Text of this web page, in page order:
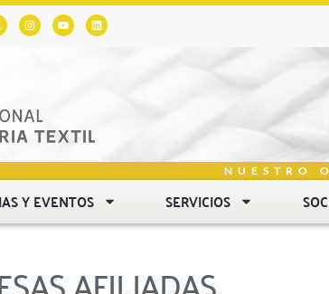
NUESTRO
Y EVENTOS SERVICIOS